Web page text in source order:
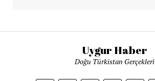
Uygur Haber
Doğu Türkistan Gerçekleri